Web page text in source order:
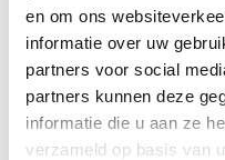
en om ons
informatie over uw
partners voor social
partners kunnen deze
informatie die u aan ze
verzameld op basis van